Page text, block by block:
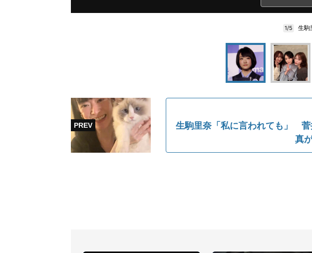
1/5 生駒
生駒里奈「私に言われても」 菅
真